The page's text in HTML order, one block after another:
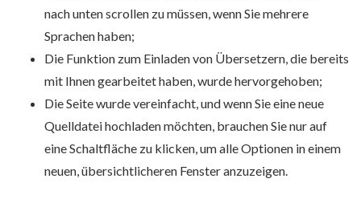
nach unten scrollen zu müssen, wenn Sie mehrere
Sprachen haben;
Die Funktion zum Einladen von Übersetzern, die bereits
mit Ihnen gearbeitet haben, wurde hervorgehoben;
Die Seite wurde vereinfacht, und wenn Sie eine neue
Quelldatei hochladen möchten, brauchen Sie nur auf
eine Schaltfläche zu klicken, um alle Optionen in einem
neuen, übersichtlicheren Fenster anzuzeigen.